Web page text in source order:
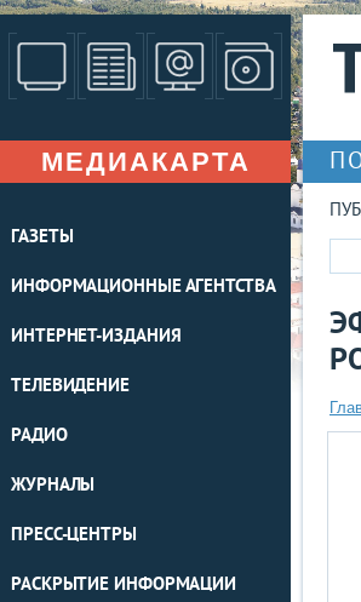
МЕДИАКАРТА
ГАЗЕТЫ
ИНФОРМАЦИОННЫЕ АГЕНТСТВА
ИНТЕРНЕТ-ИЗДАНИЯ
ТЕЛЕВИДЕНИЕ
РАДИО
ЖУРНАЛЫ
ПРЕСС-ЦЕНТРЫ
РАСКРЫТИЕ ИНФОРМАЦИИ